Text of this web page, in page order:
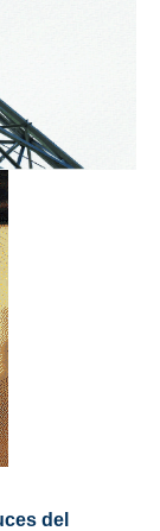
del